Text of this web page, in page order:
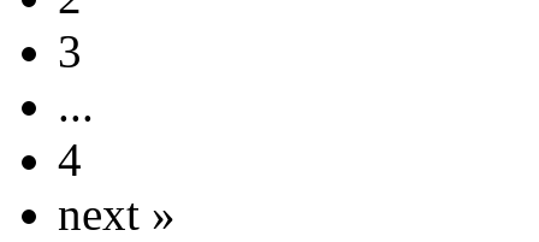
3
...
4
next »